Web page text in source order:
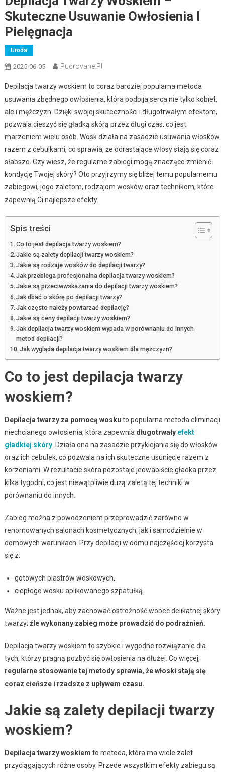
Skuteczne Usuwanie Owłosienia I
Pielęgnacja
Uroda
2025-06-05 Pudrovane.pl
Depilacja twarzy woskiem to coraz bardziej popularna metoda
usuwania zbędnego owłosienia, która podbija serca nie tylko kobiet,
ale i mężczyzn. Dzięki swojej skuteczności i długotrwałym efektom,
pozwala cieszyć się gładką skórą przez długi czas, co jest
marzeniem wielu osób. Wosk działa na zasadzie usuwania włosków
razem z cebulkami, co sprawia, że odrastające włosy stają się coraz
słabsze. Czy wiesz, że regularne zabiegi mogą znacząco zmienić
kondycję Twojej skóry? Oto przyjrzymy się bliżej temu popularnemu
zabiegowi, jego zaletom, rodzajom wosków oraz technikom, które
zapewnią Ci najlepsze efekty.
Spis treści
Co to jest depilacja twarzy woskiem?
Jakie są zalety depilacji twarzy woskiem?
Jakie są rodzaje wosków do depilacji twarzy?
Jak przebiega profesjonalna depilacja twarzy woskiem?
Jakie są przeciwwskazania do depilacji twarzy woskiem?
Jak dbać o skórę po depilacji twarzy?
Jak często należy powtarzać depilację?
Jakie są ceny depilacji twarzy woskiem?
Jak depilacja twarzy woskiem wypada w porównaniu do innych
metod depilacji?
Jak wygląda depilacja twarzy woskiem dla mężczyzn?
Co to jest depilacja twarzy
woskiem?
Depilacja twarzy za pomocą wosku to popularna metoda eliminacji
niechcianego owłosienia, która zapewnia długotrwały efekt
gładkiej skóry. Działa ona na zasadzie przyklejania się do włosków
oraz ich cebulek, co pozwala na ich skuteczne usunięcie razem z
korzeniami. W rezultacie skóra pozostaje jedwabiście gładka przez
kilka tygodni, co jest niewątpliwie dużą zaletą tej techniki w
porównaniu do innych.
Zabieg można z powodzeniem przeprowadzić zarówno w
renomowanych salonach kosmetycznych, jak i samodzielnie w
domowych warunkach. Przy depilacji w domu najczęściej korzysta
się z:
gotowych plastrów woskowych,
ciepłego wosku aplikowanego szpatułką.
Ważne jest jednak, aby zachować ostrożność wobec delikatnej skóry
twarzy; źle wykonany zabieg może prowadzić do podrażnień.
Depilacja twarzy woskiem to szybkie i wygodne rozwiązanie dla
tych, którzy pragną pozbyć się owłosienia na dłużej. Co więcej,
regularne stosowanie tej metody sprawia, że włoski stają się
coraz cieńsze i rzadsze z upływem czasu.
Jakie są zalety depilacji twarzy
woskiem?
Depilacja twarzy woskiem to metoda, która ma wiele zalet
przyciągających różne osoby. Przede wszystkim efekty zabiegu są